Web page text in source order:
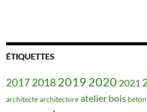
ÉTIQUETTES
201720182019 2020 2021
architecte architecture atelier bois béton